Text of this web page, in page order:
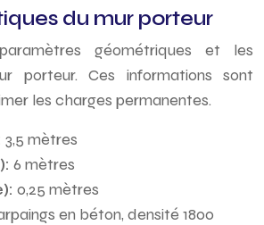
du mur porteur
géométriques et les
porteur. Ces informations sont
les charges permanentes.
3,5 mètres
6 mètres
0,25 mètres
en béton, densité 1800